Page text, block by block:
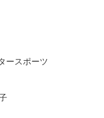
ースポーツ